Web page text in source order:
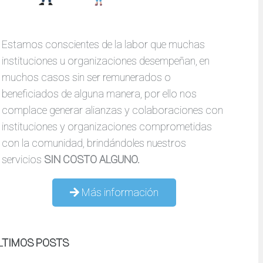
Estamos conscientes de la labor que muchas
instituciones u organizaciones desempeñan, en
muchos casos sin ser remunerados o
beneficiados de alguna manera, por ello nos
complace generar alianzas y colaboraciones con
instituciones y organizaciones comprometidas
con la comunidad, brindándoles nuestros
servicios SIN COSTO ALGUNO.
Más información
POSTS